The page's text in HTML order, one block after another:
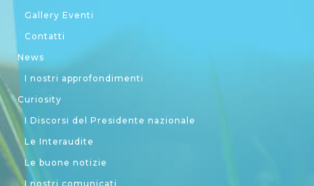
Gallery Eventi
Contatti
News
I nostri approfondimenti
Curiosity
I Discorsi del Presidente nazionale
Le Interaudite
Le buone notizie
I nostri comunicati